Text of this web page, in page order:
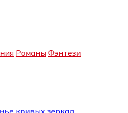
Романы Фэнтези